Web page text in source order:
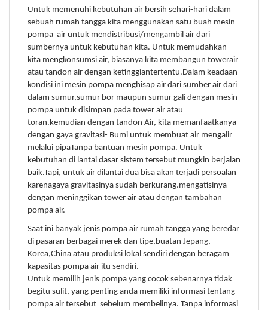
Untuk memenuhi kebutuhan air bersih sehari-hari dalam
sebuah rumah tangga kita menggunakan satu buah mesin
pompa air untuk mendistribusi/mengambil air dari
sumbernya untuk kebutuhan kita. Untuk memudahkan
kita mengkonsumsi air, biasanya kita membangun towerair
atau tandon air dengan ketinggiantertentu.Dalam keadaan
kondisi ini mesin pompa menghisap air dari sumber air dari
dalam sumur,sumur bor maupun sumur gali dengan mesin
pompa untuk disimpan pada tower air atau
toran.kemudian dengan tandon Air, kita memanfaatkanya
dengan gaya gravitasi- Bumi untuk membuat air mengalir
melalui pipaTanpa bantuan mesin pompa. Untuk
kebutuhan di lantai dasar sistem tersebut mungkin berjalan
baik.Tapi, untuk air dilantai dua bisa akan terjadi persoalan
karenagaya gravitasinya sudah berkurang.mengatisinya
dengan meninggikan tower air atau dengan tambahan
pompa air.
Saat ini banyak jenis pompa air rumah tangga yang beredar
di pasaran berbagai merek dan tipe,buatan Jepang,
Korea,China atau produksi lokal sendiri dengan beragam
kapasitas pompa air itu sendiri.
Untuk memilih jenis pompa yang cocok sebenarnya tidak
begitu sulit, yang penting anda memiliki informasi tentang
pompa air tersebut sebelum membelinya. Tanpa informasi